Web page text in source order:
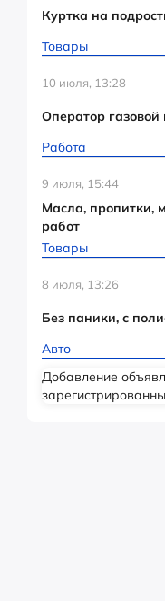
Куртка на
Товары
10 июля, 13:28
Оператор газовой
Работа
9 июля, 15:44
Масла, пропитки,
работ
Товары
8 июля, 13:26
Без паники, с
Авто
Добавление